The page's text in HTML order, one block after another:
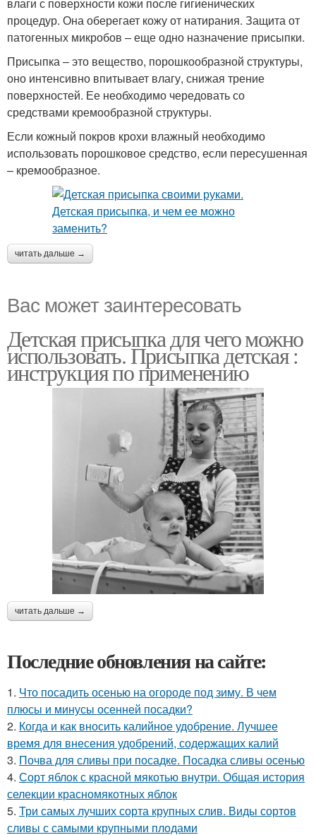
процедур. Она оберегает кожу от натирания. Защита от
патогенных микробов – еще одно назначение присыпки.
Присыпка – это вещество, порошкообразной структуры,
оно интенсивно впитывает влагу, снижая трение
поверхностей. Ее необходимо чередовать со
средствами кремообразной структуры.
Если кожный покров крохи влажный необходимо
использовать порошковое средство, если пересушенная
– кремообразное.
читать дальше →
Вас может заинтересовать
Детская присыпка для чего можно
использовать. Присыпка детская :
инструкция по применению
читать дальше →
Последние обновления на сайте:
1. Что посадить осенью на огороде под зиму. В чем
плюсы и минусы осенней посадки?
2. Когда и как вносить калийное удобрение. Лучшее
время для внесения удобрений, содержащих калий
3. Почва для сливы при посадке. Посадка сливы осенью
4. Сорт яблок с красной мякотью внутри. Общая история
селекции красномякотных яблок
5. Три самых лучших сорта крупных слив. Виды сортов
сливы с самыми крупными плодами